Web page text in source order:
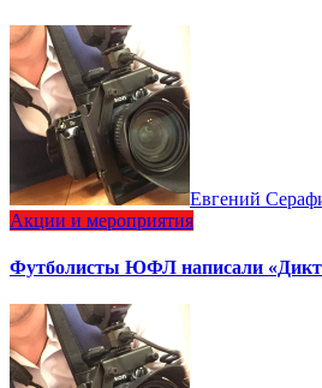
Евгений
Акции и мероприятия
Футболисты ЮФЛ написали